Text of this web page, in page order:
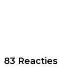
83 Reacties